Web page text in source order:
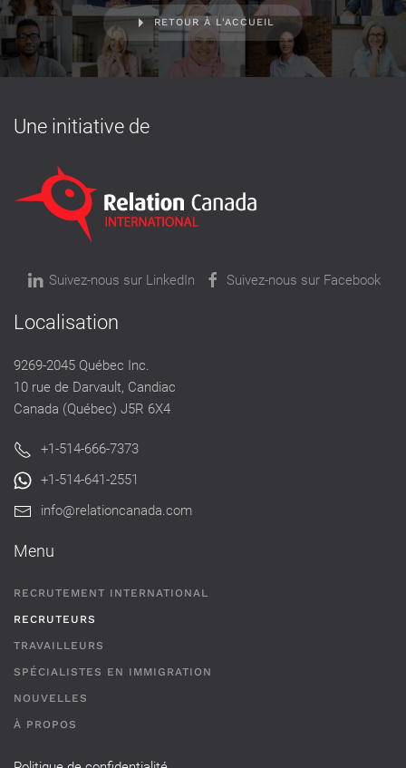
RETOUR À L'ACCUEIL
Une initiative de
Suivez-nous sur LinkedIn Suivez-nous sur Facebook
Localisation
9269-2045 Québec Inc.
10 rue de Darvault, Candiac
Canada (Québec) J5R 6X4
+1-514-666-7373
+1-514-641-2551
info@relationcanada.com
Menu
RECRUTEMENT INTERNATIONAL
RECRUTEURS
TRAVAILLEURS
SPÉCIALISTES EN IMMIGRATION
NOUVELLES
À PROPOS